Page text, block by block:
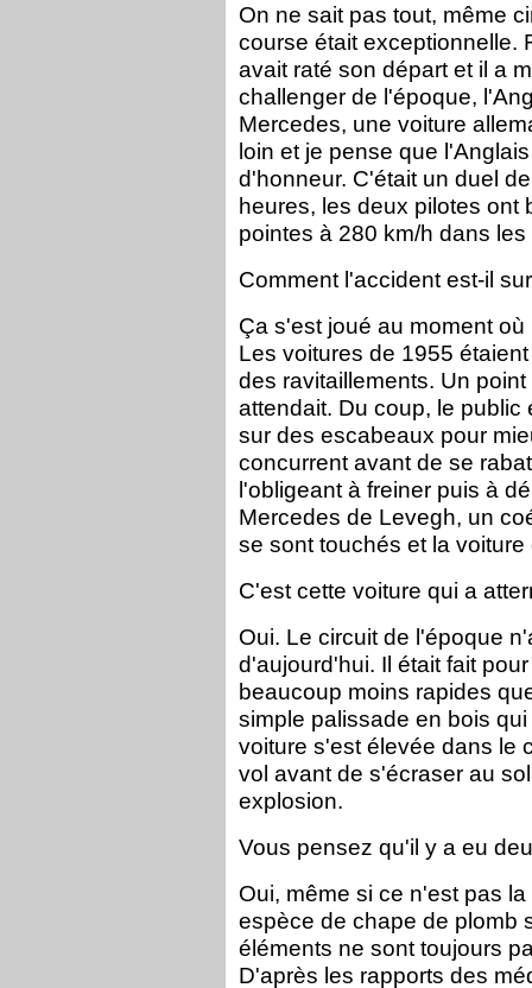
On ne sait pas tout, même
course était exceptionnelle.
avait raté son départ et il a
challenger de l'époque,
Mercedes, une voiture
loin et je pense que
d'honneur. C'était un duel
heures, les deux pilotes ont
pointes à 280 km/h dans
Comment l'accident est-il
Ça s'est joué au moment
Les voitures de 1955
des ravitaillements. Un
attendait. Du coup, le
sur des escabeaux pour
concurrent avant de se
l'obligeant à freiner puis à
Mercedes de Levegh, un
se sont touchés et la
C'est cette voiture qui a
Oui. Le circuit de l'époque
d'aujourd'hui. Il était fait
beaucoup moins rapides
simple palissade en bois
voiture s'est élevée dans le
vol avant de s'écraser au
explosion.
Vous pensez qu'il y a eu
Oui, même si ce n'est pas
espèce de chape de plomb
éléments ne sont toujours
D'après les rapports des